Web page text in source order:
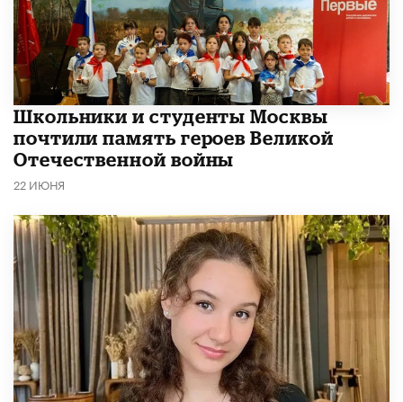
Школьники и студенты Москвы
почтили память героев Великой
Отечественной войны
22 ИЮНЯ